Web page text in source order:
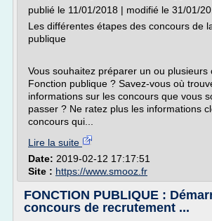
publié le 11/01/2018 | modifié le 31/01/
Les différentes étapes des concours de
publique
Vous souhaitez préparer un ou plusieurs
Fonction publique ? Savez-vous où
informations sur les concours que vous
passer ? Ne ratez plus les informations
concours qui...
Lire la suite
Date: 2019-02-12 17:17:51
Site : https://www.smooz.fr
FONCTION PUBLIQUE :
concours de recrutement ...